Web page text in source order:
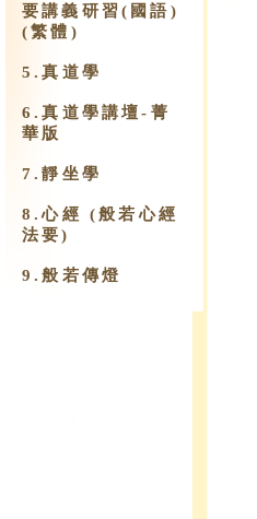
要講義研習(國語)
(繁體)
5.真道學
6.真道學講壇-菁
華版
7.靜坐學
8.心經 (般若心經
法要)
9.​般若傳燈